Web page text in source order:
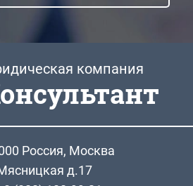
компания
Россия, Москва
д.17